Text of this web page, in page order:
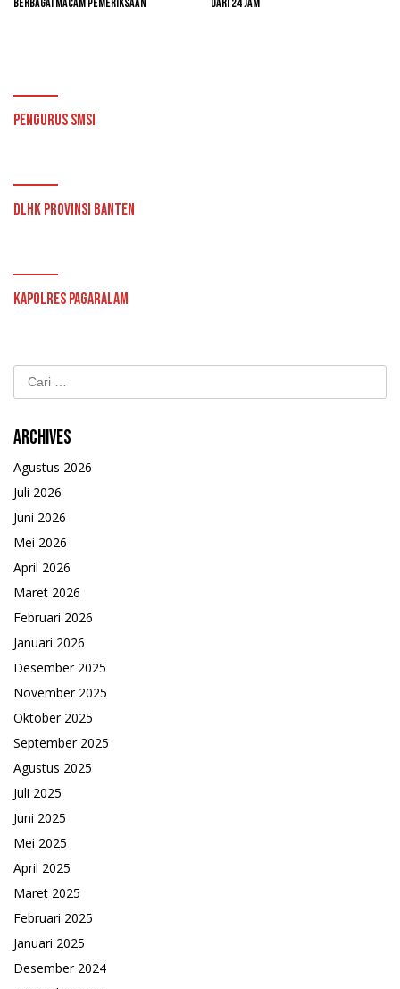
Berbagai Macam Pemeriksaan Dari 24 Jam
Pengurus SMSI
DLHK Provinsi Banten
Kapolres Pagaralam
Cari
untuk:
Archives
Agustus 2026
Juli 2026
Juni 2026
Mei 2026
April 2026
Maret 2026
Februari 2026
Januari 2026
Desember 2025
November 2025
Oktober 2025
September 2025
Agustus 2025
Juli 2025
Juni 2025
Mei 2025
April 2025
Maret 2025
Februari 2025
Januari 2025
Desember 2024